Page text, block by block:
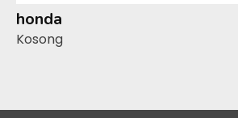
honda
Kosong